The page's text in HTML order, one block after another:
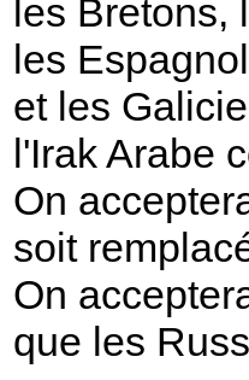
les Bretons,
les
et les
l'Irak Arabe
On
soit
On
que les